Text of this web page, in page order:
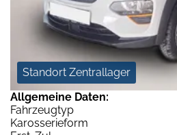
Standort Zentrallager
Allgemeine Daten:
Fahrzeugtyp
Karosserieform